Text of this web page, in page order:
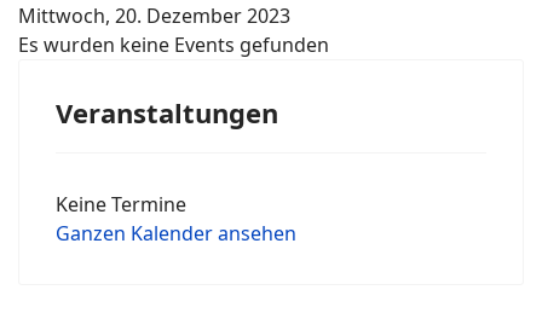
Mittwoch, 20. Dezember 2023
Es wurden keine Events gefunden
Veranstaltungen
Keine Termine
Ganzen Kalender ansehen